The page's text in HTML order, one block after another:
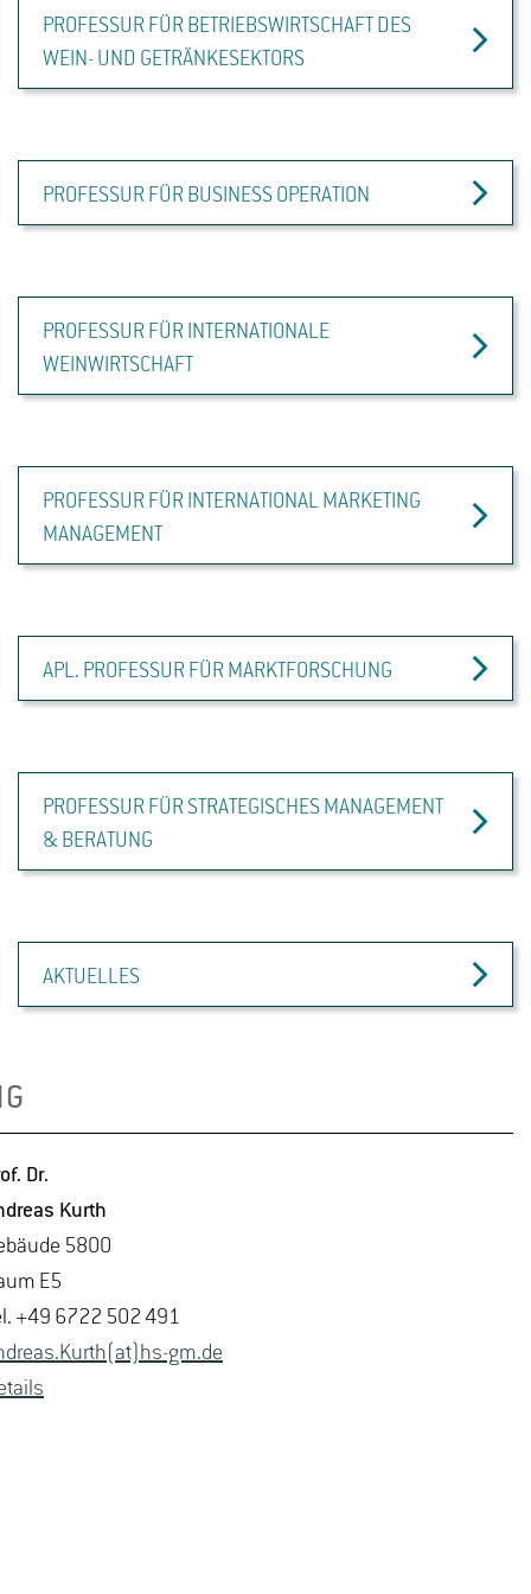
PROFESSUR FÜR BETRIEBSWIRTSCHAFT DES
WEIN- UND GETRÄNKESEKTORS
PROFESSUR FÜR BUSINESS OPERATION
PROFESSUR FÜR INTERNATIONALE
WEINWIRTSCHAFT
PROFESSUR FÜR INTERNATIONAL MARKETING
MANAGEMENT
APL. PROFESSUR FÜR MARKTFORSCHUNG
PROFESSUR FÜR STRATEGISCHES MANAGEMENT
& BERATUNG
AKTUELLES
Dr.
Kurth
5800
E5
+49 6722 502 491
​gm.​de